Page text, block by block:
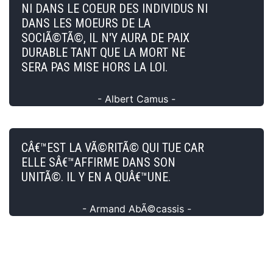
NI DANS LE COEUR DES INDIVIDUS NI
DANS LES MOEURS DE LA
SOCIÃ©TÃ©, IL N'Y AURA DE PAIX
DURABLE TANT QUE LA MORT NE
SERA PAS MISE HORS LA LOI.
- Albert Camus -
CÂ€™EST LA VÃ©RITÃ© QUI TUE CAR
ELLE SÂ€™AFFIRME DANS SON
UNITÃ©. IL Y EN A QUÂ€™UNE.
- Armand AbÃ©cassis -